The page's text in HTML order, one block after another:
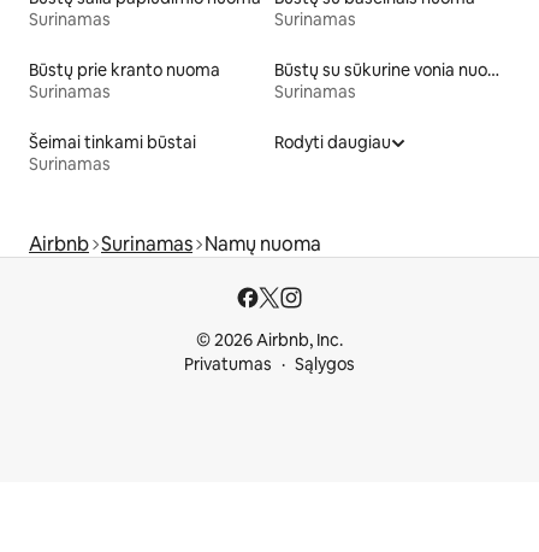
Surinamas
Surinamas
Būstų prie kranto nuoma
Surinamas
Būstų su sūkurine vonia nuoma
Surinamas
Šeimai tinkami būstai
Surinamas
Rodyti daugiau
Airbnb Surinamas Namų nuoma
© 2026 Airbnb, Inc.
Privatumas
Sąlygos